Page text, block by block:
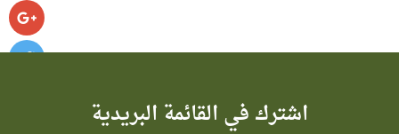
اشترك في القائمة البريدية